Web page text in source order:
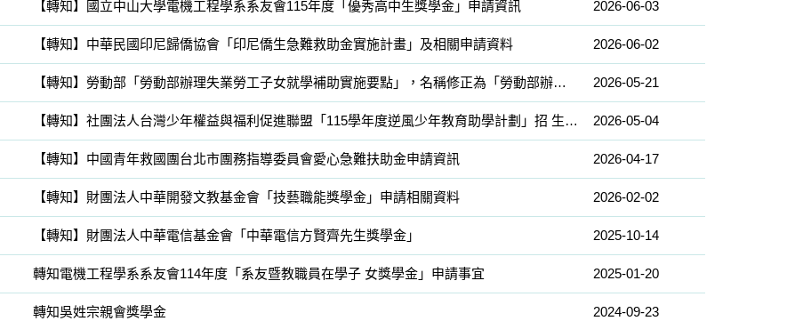
【轉知】國立中山大學電機工程學系系友會115年度「優秀高中生獎學金」申請資訊 2026-06-03
【轉知】中華民國印尼歸僑協會「印尼僑生急難救助金實施計畫」及相關申請資料 2026-06-02
【轉知】勞動部「勞動部辦理失業勞工子女就學補助實施要點」，名稱修正為「勞動部辦理失業勞工在學子女生活扶 助金實施要點」並修正內容 2026-05-21
【轉知】社團法人台灣少年權益與福利促進聯盟「115學年度逆風少年教育助學計劃」招 生海報電子檔、報名簡章、說明會文宣 2026-05-04
【轉知】中國青年救國團台北市團務指導委員會愛心急難扶助金申請資訊 2026-04-17
【轉知】財團法人中華開發文教基金會「技藝職能獎學金」申請相關資料 2026-02-02
【轉知】財團法人中華電信基金會「中華電信方賢齊先生獎學金」 2025-10-14
轉知電機工程學系系友會114年度「系友暨教職員在學子 女獎學金」申請事宜 2025-01-20
轉知吳姓宗親會獎學金 2024-09-23